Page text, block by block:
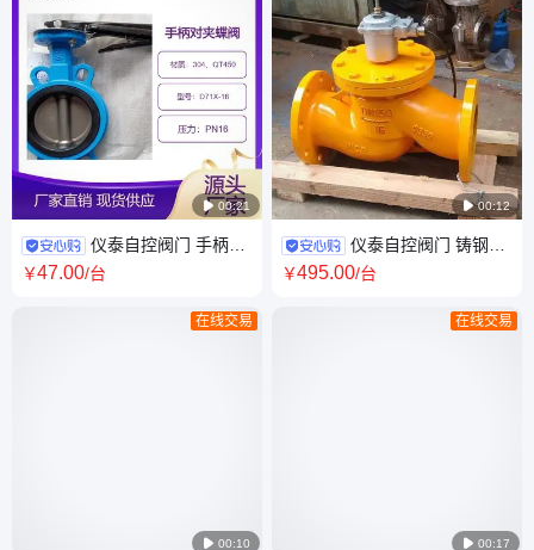
 00:21
仪泰自控阀门 手柄对
夹蝶阀 型号D71X-16 软密封 不
￥47.00/台
 00:10
在线交易
 00:12
仪泰自控阀门 铸钢材
质 防爆 燃气紧急切断阀 ZCRB
￥495.00/台
 00:17
在线交易